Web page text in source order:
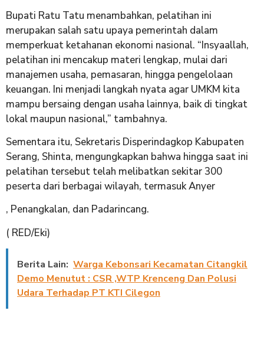
Bupati Ratu Tatu menambahkan, pelatihan ini
merupakan salah satu upaya pemerintah dalam
memperkuat ketahanan ekonomi nasional. “Insyaallah,
pelatihan ini mencakup materi lengkap, mulai dari
manajemen usaha, pemasaran, hingga pengelolaan
keuangan. Ini menjadi langkah nyata agar UMKM kita
mampu bersaing dengan usaha lainnya, baik di tingkat
lokal maupun nasional,” tambahnya.
Sementara itu, Sekretaris Disperindagkop Kabupaten
Serang, Shinta, mengungkapkan bahwa hingga saat ini
pelatihan tersebut telah melibatkan sekitar 300
peserta dari berbagai wilayah, termasuk Anyer
, Penangkalan, dan Padarincang.
( RED/Eki)
Berita Lain: Warga Kebonsari Kecamatan Citangkil
Demo Menutut : CSR ,WTP Krenceng Dan Polusi
Udara Terhadap PT KTI Cilegon